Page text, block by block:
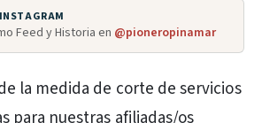
Feed y Historia en @pioneropinamar
la medida de corte de servicios
para nuestras afiliadas/os